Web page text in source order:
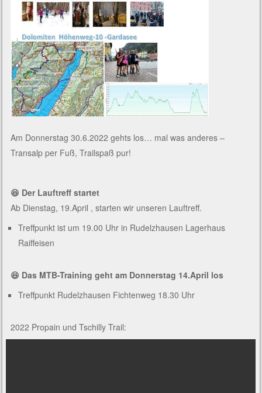
Am Donnerstag 30.6.2022 gehts los… mal was anderes –
Transalp per Fuß, Trailspaß pur!
😆 Der Lauftreff startet
Ab Dienstag, 19.April , starten wir unseren Lauftreff.
Treffpunkt ist um 19.00 Uhr in Rudelzhausen Lagerhaus
Raiffeisen
😆 Das MTB-Training geht am Donnerstag 14.April los
Treffpunkt Rudelzhausen Fichtenweg 18.30 Uhr
2022 Propain und Tschilly Trail: